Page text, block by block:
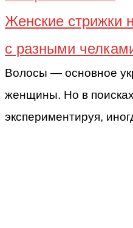
Женские стрижки
с разными
Волосы — основное
женщины. Но в
экспериментируя,